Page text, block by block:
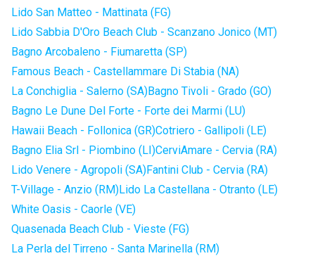
Lido San Matteo - Mattinata (FG)
Lido Sabbia D'Oro Beach Club - Scanzano Jonico (MT)
Bagno Arcobaleno - Fiumaretta (SP)
Famous Beach - Castellammare Di Stabia (NA)
La Conchiglia - Salerno (SA)Bagno Tivoli - Grado (GO)
Bagno Le Dune Del Forte - Forte dei Marmi (LU)
Hawaii Beach - Follonica (GR)Cotriero - Gallipoli (LE)
Bagno Elia Srl - Piombino (LI)CerviAmare - Cervia (RA)
Lido Venere - Agropoli (SA)Fantini Club - Cervia (RA)
T-Village - Anzio (RM)Lido La Castellana - Otranto (LE)
White Oasis - Caorle (VE)
Quasenada Beach Club - Vieste (FG)
La Perla del Tirreno - Santa Marinella (RM)